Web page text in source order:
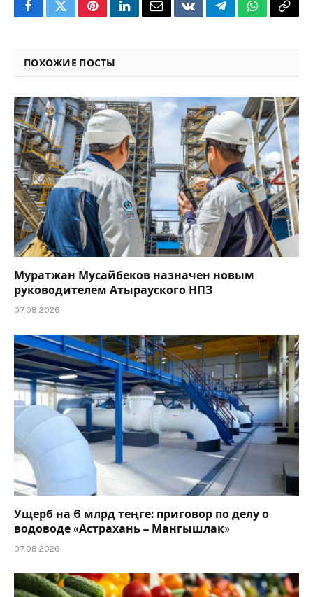
FacebookTwitterPinterestLinkedInEmailVKontakteTelegramWhatsApp
Copy
ПОХОЖИЕ ПОСТЫ
Муратжан Мусайбеков назначен новым
руководителем Атырауского НПЗ
07.08.2026
Ущерб на 6 млрд теңге: приговор по делу о
водоводе «Астрахань – Мангышлак»
07.08.2026